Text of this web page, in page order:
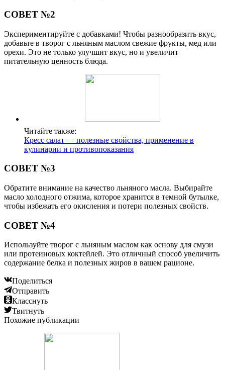
СОВЕТ №2
Экспериментируйте с добавками! Чтобы разнообразить вкус,
добавьте в творог с льняным маслом свежие фрукты, мед или
орехи. Это не только улучшит вкус, но и увеличит
питательную ценность блюда.
Читайте также:
Кресс салат — полезные свойства, применение в
кулинарии и противопоказания
СОВЕТ №3
Обратите внимание на качество льняного масла. Выбирайте
масло холодного отжима, которое хранится в темной бутылке,
чтобы избежать его окисления и потери полезных свойств.
СОВЕТ №4
Используйте творог с льняным маслом как основу для смузи
или протеиновых коктейлей. Это отличный способ увеличить
содержание белка и полезных жиров в вашем рационе.
Поделиться
Отправить
Класснуть
Твитнуть
Похожие публикации